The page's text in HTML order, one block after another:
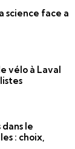
science face a
vélo à Laval
le
: choix,